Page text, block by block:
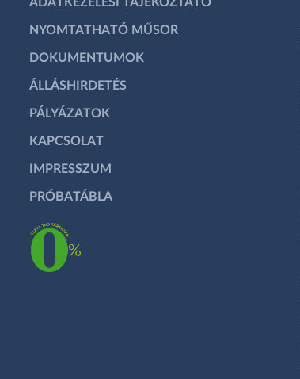
NYOMTATHATÓ MŰSOR
DOKUMENTUMOK
ÁLLÁSHIRDETÉS
PÁLYÁZATOK
KAPCSOLAT
IMPRESSZUM
PRÓBATÁBLA